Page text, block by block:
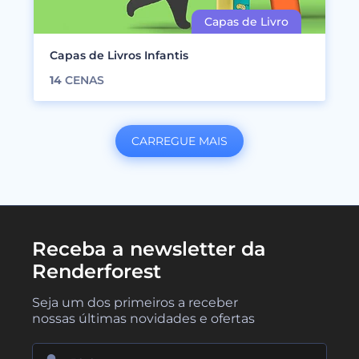
Capas de Livros Infantis
14 CENAS
CARREGUE MAIS
Receba a newsletter da
Renderforest
Seja um dos primeiros a receber
nossas últimas novidades e ofertas